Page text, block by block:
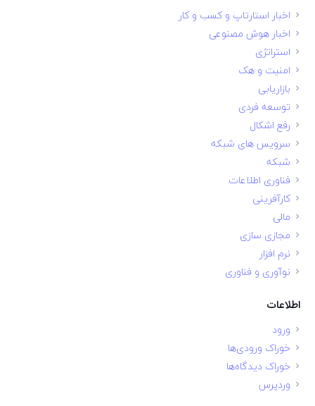
اخبار استارتاپ و کسب و کار
اخبار هوش مصنوعی
استراتژی
امنیت و هک
بازاریابی
توسعه فردی
رفع اشکال
سرویس های شبکه
شبکه
فناوری اطلاعات
کارآفرینی
مالی
مجازی سازی
نرم افزار
نوآوری و فناوری
اطلاعات
ورود
خوراک ورودی‌ها
خوراک دیدگاه‌ها
وردپرس